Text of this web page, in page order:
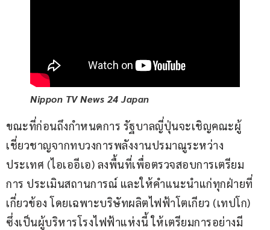
Nippon TV News 24 Japan
ขณะที่ก่อนถึงกำหนดการ รัฐบาลญี่ปุ่นจะเชิญคณะผู้
เชี่ยวชาญจากทบวงการพลังงานปรมาณูระหว่าง
ประเทศ (ไอเออีเอ) ลงพื้นที่เพื่อตรวจสอบการเตรียม
การ ประเมินสถานการณ์ และให้คำแนะนำแก่ทุกฝ่ายที่
เกี่ยวข้อง โดยเฉพาะบริษัทผลิตไฟฟ้าโตเกียว (เทปโก)
ซึ่งเป็นผู้บริหารโรงไฟฟ้าแห่งนี้ ให้เตรียมการอย่างมี